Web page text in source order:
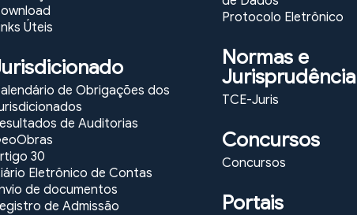
Úteis
de Obrigações dos
de Auditorias
30
Eletrônico de Contas
de documentos
de Admissão
Protocolo Eletrônico
Normas e
Jurisprudência
TCE-Juris
Concursos
Concursos
Portais